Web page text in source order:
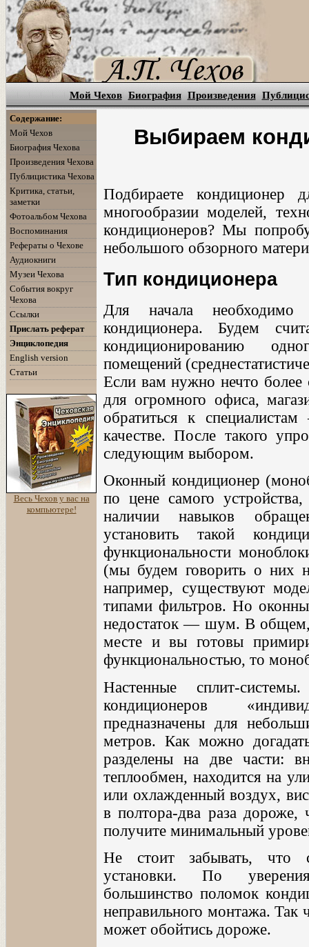
Мой Чехов Биография Произведения
Содержание:
Мой Чехов
Биография Чехова
Произведения Чехова
Публицистика Чехова
Критика, статьи,
заметки
Фотоальбом Чехова
Воспоминания
Рефераты о Чехове
Аудиокниги
Музеи Чехова
События вокруг
Чехова
Ссылки
Прислать реферат
Энциклопедия
English version
Статьи
Весь Чехов у вас на
компьютере!
Выбираем
Подбираете кондиционер
многообразии моделей,
кондиционеров? Мы
небольшого обзорного
Тип кондиционера
Для начала необходимо
кондиционера. Будем
кондиционированию
помещений
Если вам нужно нечто более
для огромного офиса,
обратиться к
качестве. После такого
следующим выбором.
Оконный кондиционер
по цене самого
наличии навыков
установить такой
функциональности
(мы будем говорить о них
например, существуют
типами фильтров. Но
недостаток — шум. В общем,
месте и вы готовы
функциональностью, то
Настенные сплит-
кондиционеров
предназначены для
метров. Как можно
разделены на две части:
теплообмен, находится на
или охлажденный воздух,
в полтора-два раза
получите минимальный
Не стоит забывать, что
установки. По
большинство поломок
неправильного монтажа. Так
может обойтись дороже.